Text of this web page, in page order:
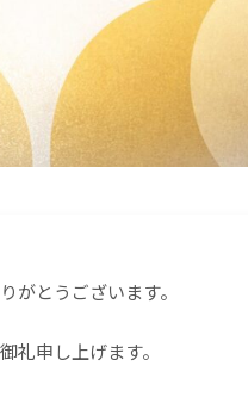
がとうございます。
礼申し上げます。